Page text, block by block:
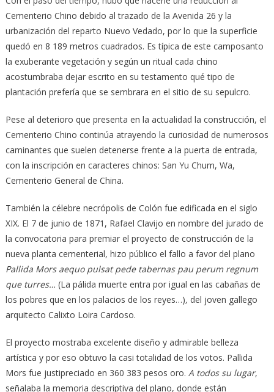
Cementerio Chino debido al trazado de la Avenida 26 y la
urbanización del reparto Nuevo Vedado, por lo que la superficie
quedó en 8 189 metros cuadrados. Es típica de este camposanto
la exuberante vegetación y según un ritual cada chino
acostumbraba dejar escrito en su testamento qué tipo de
plantación prefería que se sembrara en el sitio de su sepulcro.
Pese al deterioro que presenta en la actualidad la construcción, el
Cementerio Chino continúa atrayendo la curiosidad de numerosos
caminantes que suelen detenerse frente a la puerta de entrada,
con la inscripción en caracteres chinos: San Yu Chum, Wa,
Cementerio General de China.
También la célebre necrópolis de Colón fue edificada en el siglo
XIX. El 7 de junio de 1871, Rafael Clavijo en nombre del jurado de
la convocatoria para premiar el proyecto de construcción de la
nueva planta cementerial, hizo público el fallo a favor del plano
Pallida Mors aequo pulsat pede tabernas pau perum regnum
que turres… (La pálida muerte entra por igual en las cabañas de
los pobres que en los palacios de los reyes…), del joven gallego
arquitecto Calixto Loira Cardoso.
El proyecto mostraba excelente diseño y admirable belleza
artística y por eso obtuvo la casi totalidad de los votos. Pallida
Mors fue justipreciado en 360 383 pesos oro. A todos su lugar,
señalaba la memoria descriptiva del plano, donde están